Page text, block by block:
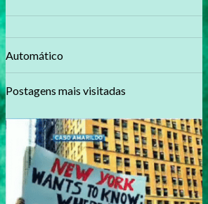
Automático
Postagens mais visitadas